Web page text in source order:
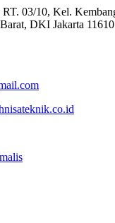
03/10, Kel.
DKI Jakarta